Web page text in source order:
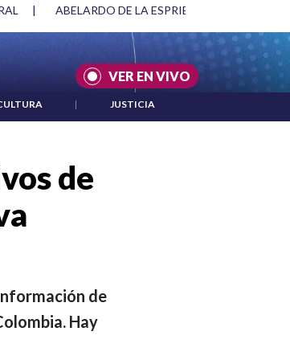
| ACUERDOS ENTRE ESTADOS UNIDOS E
VER EN VIVO
| JUSTICIA
de
de
Hay